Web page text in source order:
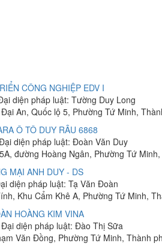
CÔNG NGHIỆP EDV I
diện pháp luật: Tường Duy Long
An, Quốc lộ 5, Phường Tứ Minh,
Ô TÔ DUY RÂU 6868
diện pháp luật: Đoàn Văn Duy
đường Hoàng Ngân, Phường Tứ
MẠI ANH DUY - DS
diện pháp luật: Tạ Văn Đoàn
Khu Cẩm Khê A, Phường Tứ Minh,
HOÀNG KIM VINA
diện pháp luật: Đào Thị Sữa
Văn Đồng, Phường Tứ Minh, Thành